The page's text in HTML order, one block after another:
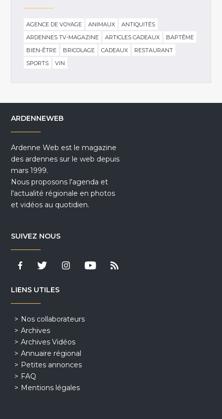
AGENCE DE VOYAGE ANIMAUX
ANTIQUITÉS
ARDENNES TV-MAGAZINE
ARTICLES CADEAUX
BAPTÊME
BIEN-ÊTRE
BRICOLAGE CADEAUX
RESTAURANT
SPORTS
VIN
ARDENNEWEB
Ardenne Web est le magazine
des ardennes sur le web depuis
mars 1999.
Nous proposons l'agenda et
l'actualité régionale en photos
et vidéos au quotidien.
SUIVEZ NOUS
LIENS UTILES
Nos collaborateurs
Archives
Archives Vidéos
Annuaire régional
Petites annonces
FAQ
Mentions légales